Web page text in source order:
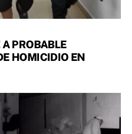
PROBABLE
HOMICIDIO EN